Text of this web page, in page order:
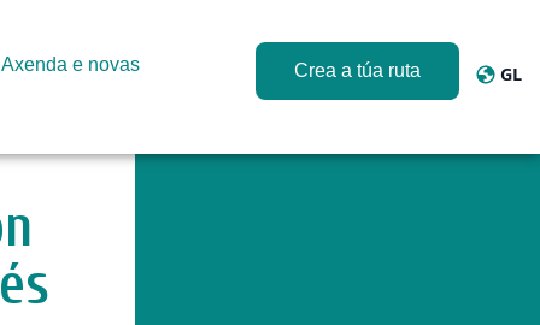
Axenda e novas Crea a túa ruta GL